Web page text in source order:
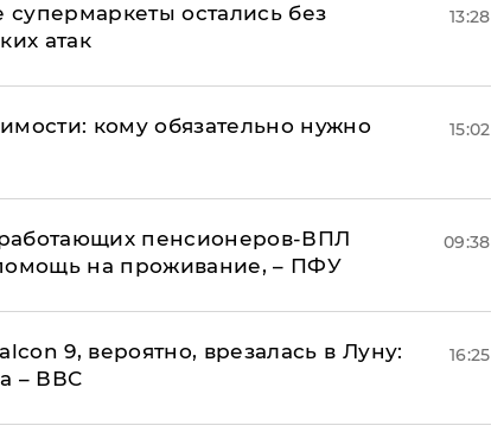
остались без
атак
13:28
кому обязательно нужно
15:02
пенсионеров-ВПЛ
на проживание, – ПФУ
09:38
9, вероятно, врезалась в Луну:
– ВВС
16:25